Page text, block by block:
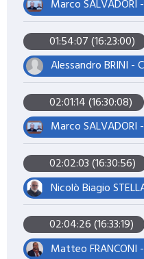
Marco
01:54:07 (16:23:00)
Alessandro BRINI -
02:01:14 (16:30:08)
Marco
02:02:03 (16:30:56)
Nicolò Biagio
02:04:26 (16:33:19)
Matteo FRANCONI